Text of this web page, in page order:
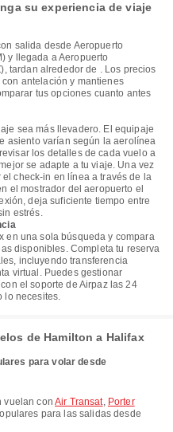
su experiencia de viaje
salida desde Aeropuerto
y llegada a Aeropuerto
tardan alrededor de . Los precios
antelación y mantienes
tus opciones cuanto antes
sea más llevadero. El equipaje
asiento varían según la aerolínea
los detalles de cada vuelo a
se adapte a tu viaje. Una vez
check-in en línea a través de la
el mostrador del aeropuerto el
deja suficiente tiempo entre
estrés.
en una sola búsqueda y compara
disponibles. Completa tu reserva
incluyendo transferencia
virtual. Puedes gestionar
el soporte de Airpaz las 24
lo necesites.
de Hamilton a Halifax
para volar desde
vuelan conAir Transat, Porter
para las salidas desde